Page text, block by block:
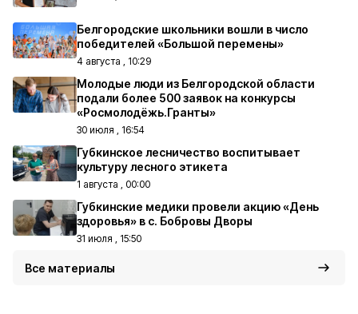
Белгородские школьники вошли в число
победителей «Большой перемены»
4 августа , 10:29
Молодые люди из Белгородской области
подали более 500 заявок на конкурсы
«Росмолодёжь.Гранты»
30 июля , 16:54
Губкинское лесничество воспитывает
культуру лесного этикета
1 августа , 00:00
Губкинские медики провели акцию «День
здоровья» в с. Бобровы Дворы
31 июля , 15:50
Все материалы